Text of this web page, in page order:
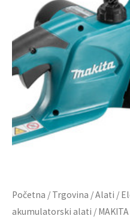
Početna / Trgovina /Alati /
akumulatorski alati /
količina